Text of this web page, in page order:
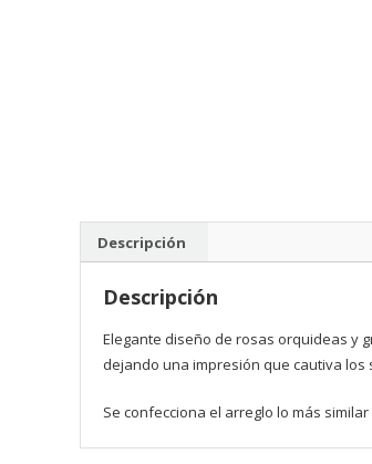
Descripción
Descripción
Elegante diseño de rosas orquideas y
dejando una impresión que cautiva los
Se confecciona el arreglo lo más